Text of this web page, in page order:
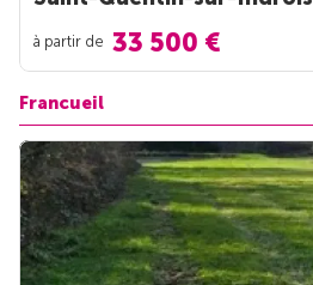
à partir de 33 500 €
Francueil